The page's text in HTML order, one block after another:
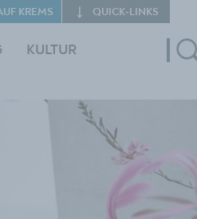
KULTUR
KREMS QUICK‑LINKS